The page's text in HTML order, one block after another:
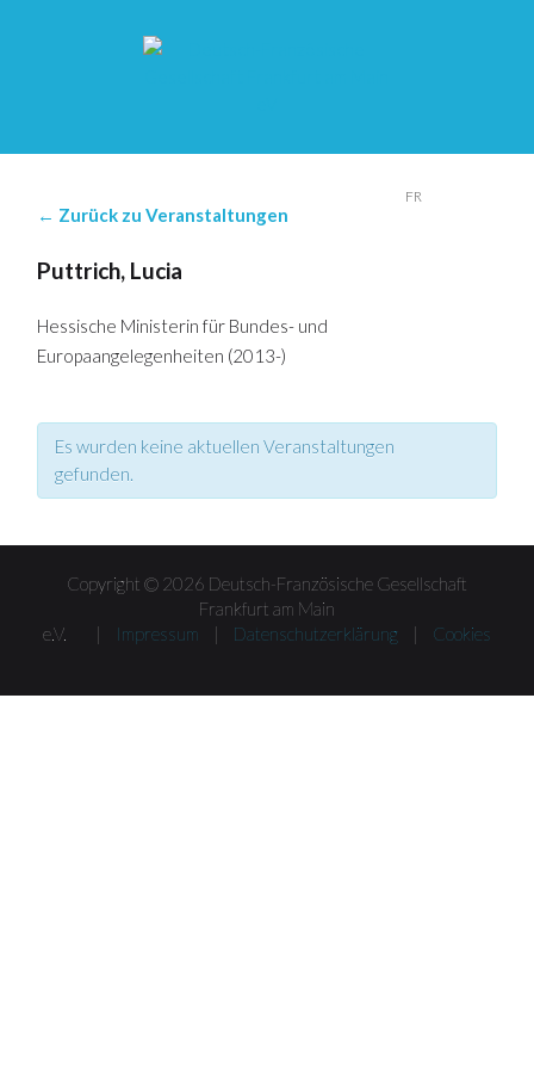
FR
← Zurück zu Veranstaltungen
Puttrich, Lucia
Hessische Ministerin für Bundes- und
Europaangelegenheiten (2013-)
Es wurden keine aktuellen Veranstaltungen
gefunden.
Copyright © 2026 Deutsch-Französische Gesellschaft
Frankfurt am Main
e.V. |
Impressum | Datenschutzerklärung | Cookies